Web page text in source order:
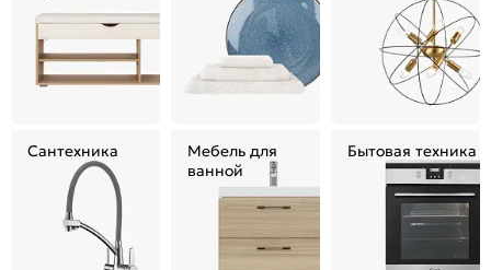
Сантехника
Мебель для
ванной
Бытовая техника